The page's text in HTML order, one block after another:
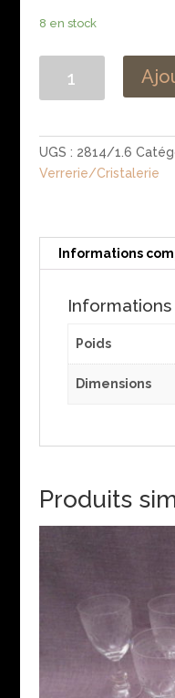
8 en stock
table
art-
cristal
taillé
UGS : 2814/1.6
Verrerie/Cristalerie
Informations
Poids
Dimensions
Produits